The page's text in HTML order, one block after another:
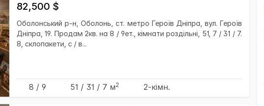
82,500 $
Оболонський р-н, Оболонь, ст. метро Героїв Дніпра, вул. Героїв
Дніпра, 19. Продам 2кв. на 8 / 9ет., кімнати роздільні, 51, 7 / 31 / 7.
8, склопакети, с / в...
8 / 9 51 / 31 / 7 м2 2-кімн.